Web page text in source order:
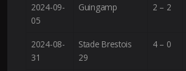
2024-09-
05
Guingamp 2 – 2
2024-08-
31
Stade Brestois
29
4 – 0